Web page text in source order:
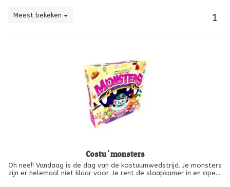
Meest bekeken 1
Costu ' monsters
Oh nee!! Vandaag is de dag van de kostuumwedstrijd. Je monsters
zijn er helemaal niet klaar voor. Je rent de slaapkamer in en opent